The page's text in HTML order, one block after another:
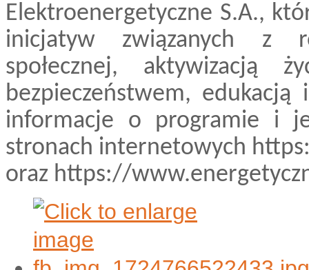
Elektroenergetyczne S.A.,
inicjatyw związanych z
społecznej, aktywizacją
bezpieczeństwem, edukacją
informacje o programie i
stronach internetowych
oraz https://